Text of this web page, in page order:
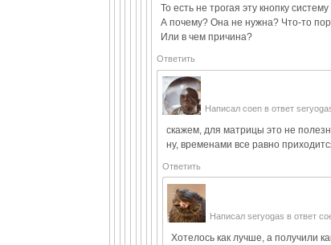
То есть не трогая эту кнопку
А почему? Она не нужна? Что-то
Или в чем причина?
Ответить
Написал coenв ответ
скажем, для матрицы это не
ну, временами все равно
Ответить
Написалseryogas в ответ
Хотелось как лучше, а получили